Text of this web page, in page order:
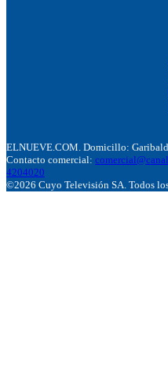
ELNUEVE.COM. Domicillo:
Contacto comercial:
4204020
©2026 Cuyo Televisión SA. Todos